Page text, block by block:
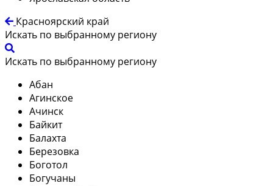
Красноярский край
Искать по выбранному региону
Искать по выбранному региону
Абан
Агинское
Ачинск
Байкит
Балахта
Березовка
Боготол
Богучаны